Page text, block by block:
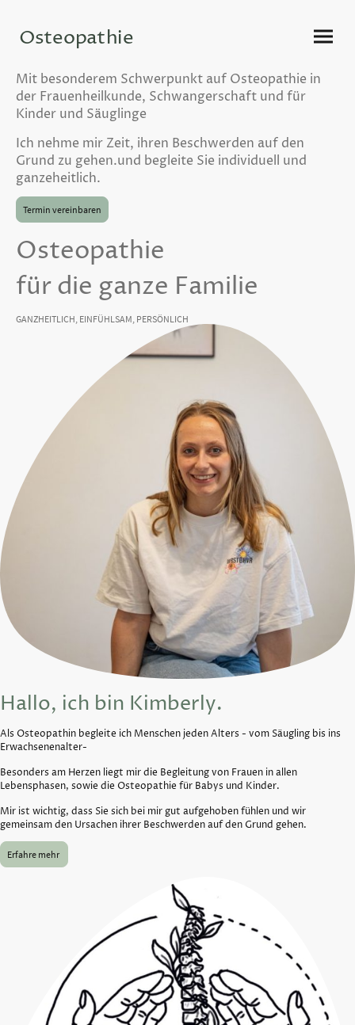
Osteopathie
Kimberly
Zajaczek
Mit besonderem Schwerpunkt auf Osteopathie in
der Frauenheilkunde, Schwangerschaft und für
Kinder und Säuglinge
Ich nehme mir Zeit, ihren Beschwerden auf den
Grund zu gehen.und begleite Sie individuell und
ganzeheitlich.
Termin vereinbaren
Osteopathie
für die ganze Familie
GANZHEITLICH, EINFÜHLSAM, PERSÖNLICH
Hallo, ich bin Kimberly.
Als Osteopathin begleite ich Menschen jeden Alters - vom Säugling bis ins
Erwachsenenalter-
Besonders am Herzen liegt mir die Begleitung von Frauen in allen
Lebensphasen, sowie die Osteopathie für Babys und Kinder.
Mir ist wichtig, dass Sie sich bei mir gut aufgehoben fühlen und wir
gemeinsam den Ursachen ihrer Beschwerden auf den Grund gehen.
Erfahre mehr